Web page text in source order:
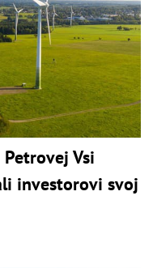
Vsi
investorovi svoj